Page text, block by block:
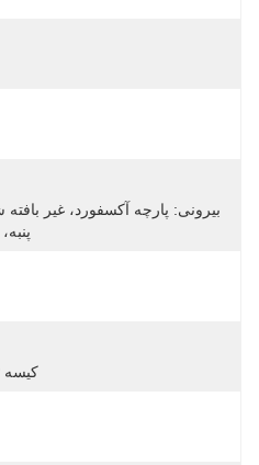
کیسه OPP / کارتن صادراتی استاندارد